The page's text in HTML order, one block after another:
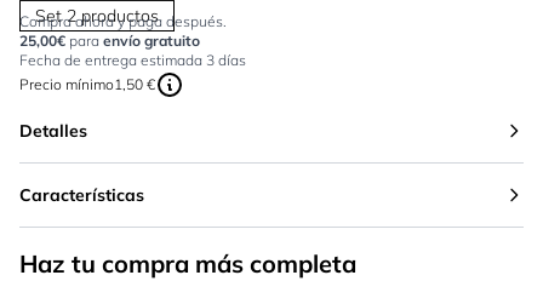
Set 2 productos
Compra ahora y paga después.
25,00€ para envío gratuito
Fecha de entrega estimada 3 días
Precio mínimo1,50 €
Detalles
Características
Haz tu compra más completa